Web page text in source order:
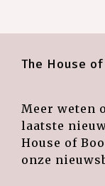
The House
Meer weten
laatste
House of
onze